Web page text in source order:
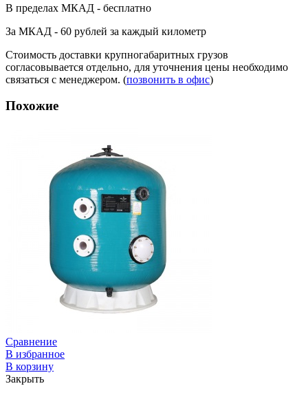
В пределах МКАД - бесплатно
За МКАД - 60 рублей за каждый километр
Стоимость доставки крупногабаритных грузов
согласовывается отдельно, для уточнения цены необходимо
связаться с менеджером. (позвонить в офис)
Похожие
Сравнение
В избранное
В корзину
Закрыть